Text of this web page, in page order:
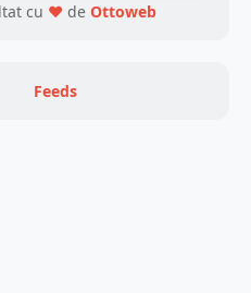
cu ❤ de Ottoweb
Feeds